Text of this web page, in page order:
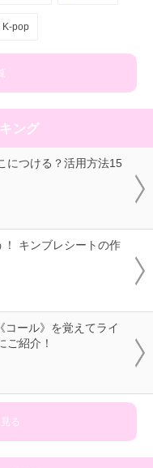
K-pop
ング
につける？活用方法15
キンブレシートの作
ール》を覚えてライ
ご紹介！
る